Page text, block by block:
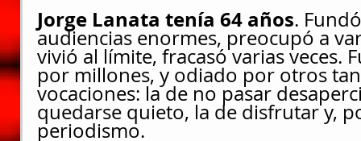
Jorge Lanata tenía 64 años.
audiencias enormes, preocupó a
vivió al límite, fracasó varias veces.
por millones, y odiado por otros
vocaciones: la de no pasar
quedarse quieto, la de disfrutar y,
periodismo.